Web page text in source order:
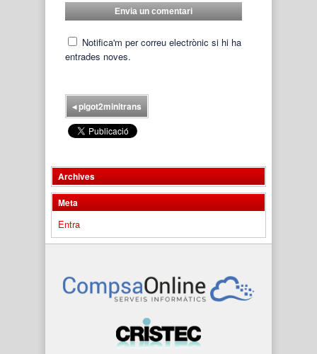
Notifica'm per correu electrònic si hi ha
entrades noves.
◂pigot2minitrans
Archives
Meta
Entra